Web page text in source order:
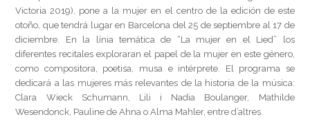
Victoria 2019), pone a la mujer en el centro de la edición de este
otoño, que tendrá lugar en Barcelona del 25 de septiembre al 17 de
diciembre. En la línia temática de “La mujer en el Lied” los
diferentes recitales exploraran el papel de la mujer en este género,
como compositora, poetisa, musa e intérprete. El programa se
dedicará a las mujeres más relevantes de la historia de la música:
Clara Wieck Schumann, Lili i Nadia Boulanger, Mathilde
Wesendonck, Pauline de Ahna o Alma Mahler, entre d’altres.